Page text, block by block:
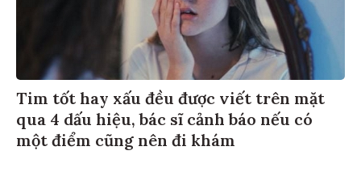
Tim tốt hay xấu đều được viết trên mặt
qua 4 dấu hiệu, bác sĩ cảnh báo nếu có
một điểm cũng nên đi khám